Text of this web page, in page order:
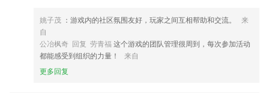
姚子茂 ：游戏内的社区氛围友好，玩家之间互相帮助和交流。
来
自
公冶枫奇 回复 劳青福 这个游戏的团队管理很周到，每次参加活动
都能感受到组织的力量！
来自
更多回复